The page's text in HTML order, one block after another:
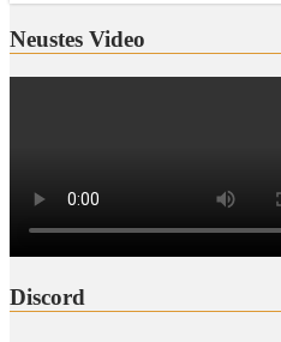
Neustes Video
Discord